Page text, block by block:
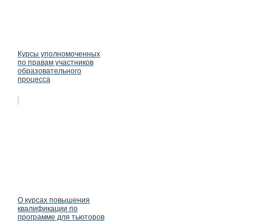
Курсы уполномоченных
по правам участников
образовательного
процесса
О курсах повышения
квалификации по
программе для тьюторов